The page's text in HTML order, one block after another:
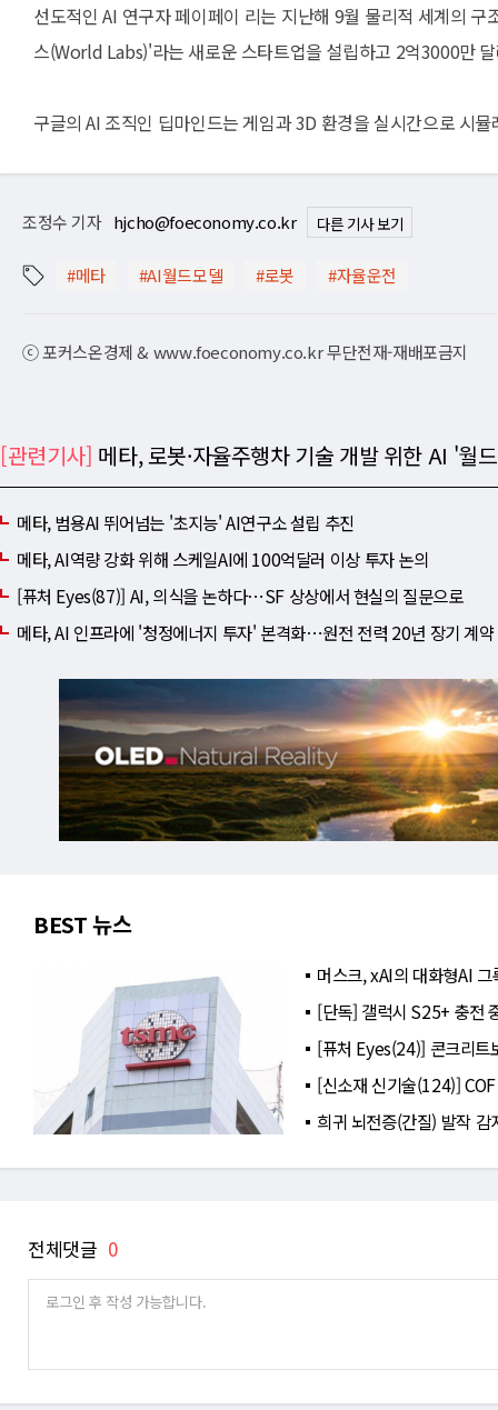
선도적인 AI 연구자 페이페이 리는 지난해 9월 물리적 세계의
스(World Labs)'라는 새로운 스타트업을 설립하고 2억3000만
구글의 AI 조직인 딥마인드는 게임과 3D 환경을 실시간으로 시
조정수 기자 hjcho@foeconomy.co.kr 다른 기사 보기
#메타 #AI월드모델 #로봇 #자율운전
ⓒ 포커스온경제 & www.foeconomy.co.kr 무단전재-재배포금지
[관련기사] 메타, 로봇·자율주행차 기술 개발 위한 AI '월
메타, 범용AI 뛰어넘는 '초지능' AI연구소 설립 추진
메타, AI역량 강화 위해 스케일AI에 100억달러 이상 투자 논의
[퓨처 Eyes(87)] AI, 의식을 논하다⋯SF 상상에서 현실의 질문으로
메타, AI 인프라에 '청정에너지 투자' 본격화⋯원전 전력 20년 장기 계약
BEST 뉴스
머스크, xAI의 대화형AI
[단독] 갤럭시 S25+ 충전
[퓨처 Eyes(24)] 콘크리트
[신소재 신기술(124)]
희귀 뇌전증(간질) 발작
전체댓글 0